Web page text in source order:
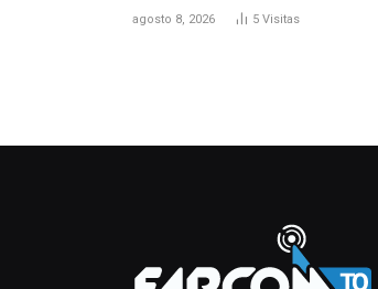
agosto 8, 2026 5 Visitas